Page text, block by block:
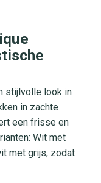
stijlvolle look in
in zachte
een frisse en
Wit met
met grijs, zodat